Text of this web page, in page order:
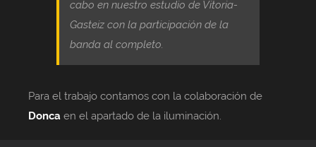
cabo en nuestro estudio de Vitoria-
Gasteiz con la participación de la
banda al completo.
Para el trabajo contamos con la colaboración de
Donca en el apartado de la iluminación.